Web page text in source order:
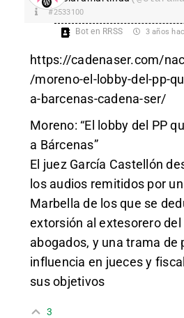
#2533100
Bot en RRSS 3 años
https://cadenaser.com/
/moreno-el-lobby-del-pp-
a-barcenas-cadena-ser/
Moreno: “El lobby del PP
a Bárcenas”
El juez García Castellón
los audios remitidos por
Marbella de los que se
extorsión al extesorero del
abogados, y una trama de
influencia en jueces y
sus objetivos
3